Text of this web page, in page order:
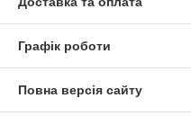
Графік роботи
Повна версія сайту